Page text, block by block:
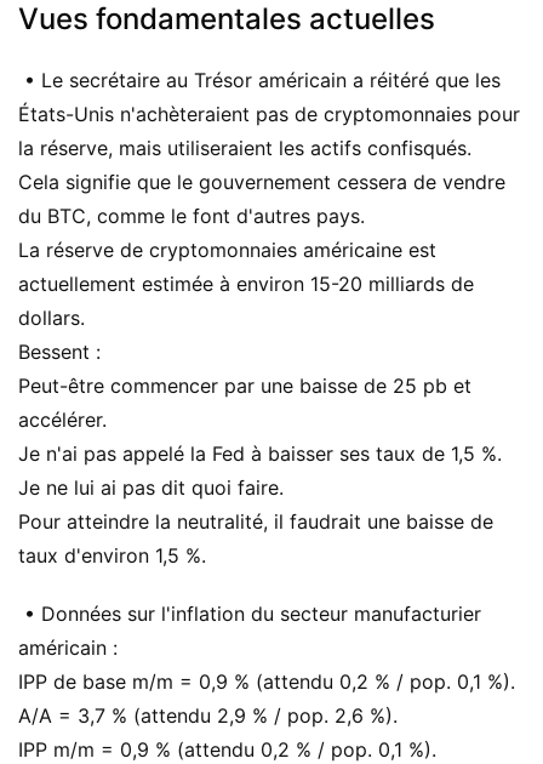
Vues fondamentales actuelles
• Le secrétaire au Trésor américain a réitéré que les
États-Unis n'achèteraient pas de cryptomonnaies pour
la réserve, mais utiliseraient les actifs confisqués.
Cela signifie que le gouvernement cessera de vendre
du BTC, comme le font d'autres pays.
La réserve de cryptomonnaies américaine est
actuellement estimée à environ 15-20 milliards de
dollars.
Bessent :
Peut-être commencer par une baisse de 25 pb et
accélérer.
Je n'ai pas appelé la Fed à baisser ses taux de 1,5 %.
Je ne lui ai pas dit quoi faire.
Pour atteindre la neutralité, il faudrait une baisse de
taux d'environ 1,5 %.
• Données sur l'inflation du secteur manufacturier
américain :
IPP de base m/m = 0,9 % (attendu 0,2 % / pop. 0,1 %).
A/A = 3,7 % (attendu 2,9 % / pop. 2,6 %).
IPP m/m = 0,9 % (attendu 0,2 % / pop. 0,1 %).